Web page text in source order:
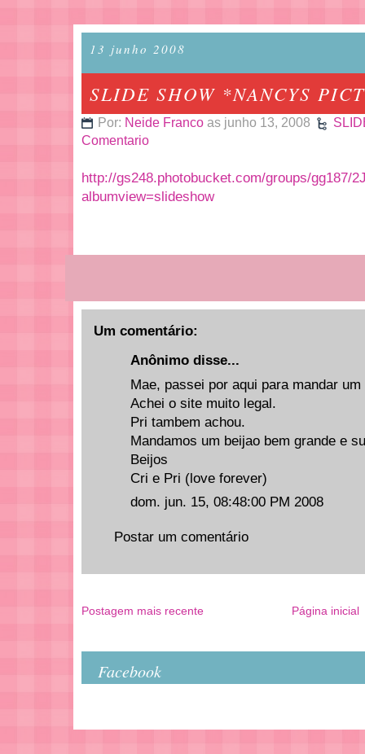
13 junho 2008
SLIDE SHOW *NANCYS
Por: Neide Franco as junho 13, 2008
Comentario
http://gs248.photobucket.com/groups/gg187/
albumview=slideshow
Um comentário:
Anônimo disse...
Mae, passei por aqui para mandar um
Achei o site muito legal.
Pri tambem achou.
Mandamos um beijao bem grande e
Beijos
Cri e Pri (love forever)
dom. jun. 15, 08:48:00 PM 2008
Postar um comentário
Postagem mais recente Página inicial
Facebook